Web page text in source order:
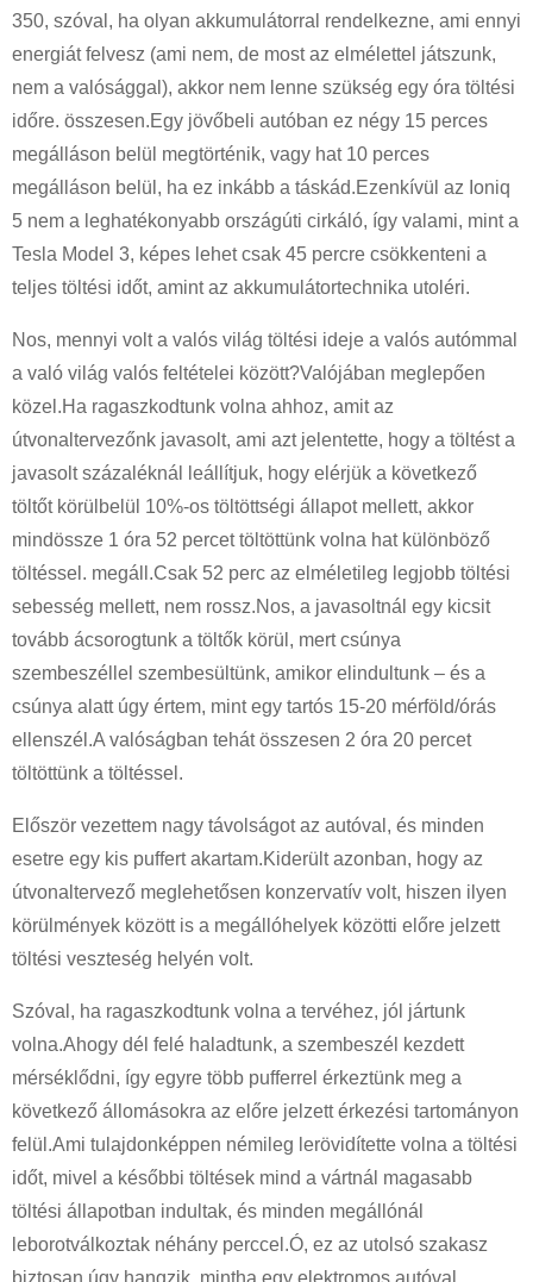
350, szóval, ha olyan akkumulátorral rendelkezne, ami ennyi
energiát felvesz (ami nem, de most az elmélettel játszunk,
nem a valósággal), akkor nem lenne szükség egy óra töltési
időre. összesen.Egy jövőbeli autóban ez négy 15 perces
megálláson belül megtörténik, vagy hat 10 perces
megálláson belül, ha ez inkább a táskád.Ezenkívül az Ioniq
5 nem a leghatékonyabb országúti cirkáló, így valami, mint a
Tesla Model 3, képes lehet csak 45 percre csökkenteni a
teljes töltési időt, amint az akkumulátortechnika utoléri.
Nos, mennyi volt a valós világ töltési ideje a valós autómmal
a való világ valós feltételei között?Valójában meglepően
közel.Ha ragaszkodtunk volna ahhoz, amit az
útvonaltervezőnk javasolt, ami azt jelentette, hogy a töltést a
javasolt százaléknál leállítjuk, hogy elérjük a következő
töltőt körülbelül 10%-os töltöttségi állapot mellett, akkor
mindössze 1 óra 52 percet töltöttünk volna hat különböző
töltéssel. megáll.Csak 52 perc az elméletileg legjobb töltési
sebesség mellett, nem rossz.Nos, a javasoltnál egy kicsit
tovább ácsorogtunk a töltők körül, mert csúnya
szembeszéllel szembesültünk, amikor elindultunk – és a
csúnya alatt úgy értem, mint egy tartós 15-20 mérföld/órás
ellenszél.A valóságban tehát összesen 2 óra 20 percet
töltöttünk a töltéssel.
Először vezettem nagy távolságot az autóval, és minden
esetre egy kis puffert akartam.Kiderült azonban, hogy az
útvonaltervező meglehetősen konzervatív volt, hiszen ilyen
körülmények között is a megállóhelyek közötti előre jelzett
töltési veszteség helyén volt.
Szóval, ha ragaszkodtunk volna a tervéhez, jól jártunk
volna.Ahogy dél felé haladtunk, a szembeszél kezdett
mérséklődni, így egyre több pufferrel érkeztünk meg a
következő állomásokra az előre jelzett érkezési tartományon
felül.Ami tulajdonképpen némileg lerövidítette volna a töltési
időt, mivel a későbbi töltések mind a vártnál magasabb
töltési állapotban indultak, és minden megállónál
leborotválkoztak néhány perccel.Ó, ez az utolsó szakasz